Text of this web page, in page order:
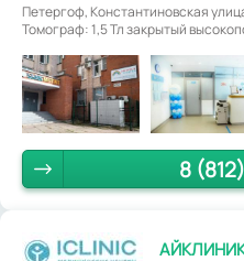
Петергоф, Константиновская
Томограф: 1,5 Тл закрытый
8